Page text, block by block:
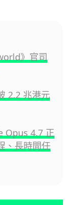
》官司
2.2 兆港元
Opus 4.7 正
長時間任